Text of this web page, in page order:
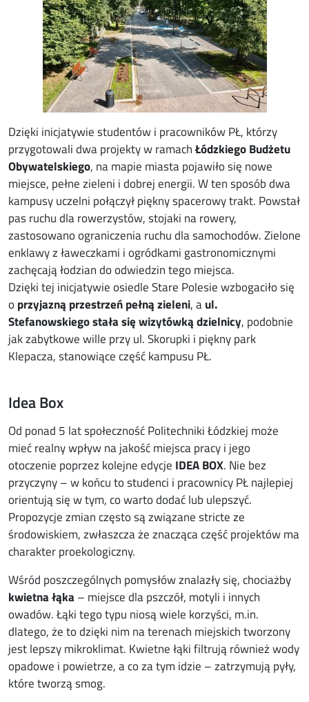
Dzięki inicjatywie studentów i pracowników PŁ, którzy
przygotowali dwa projekty w ramachŁódzkiego Budżetu
Obywatelskiego, na mapie miasta pojawiło się nowe
miejsce, pełne zieleni i dobrej energii. W ten sposób dwa
kampusy uczelni połączył piękny spacerowy trakt. Powstał
pas ruchu dla rowerzystów, stojaki na rowery,
zastosowano ograniczenia ruchu dla samochodów. Zielone
enklawy z ławeczkami i ogródkami gastronomicznymi
zachęcają łodzian do odwiedzin tego miejsca.
Dzięki tej inicjatywie osiedle Stare Polesie wzbogaciło się
oprzyjazną przestrzeń pełną zieleni, aul.
Stefanowskiego stała się wizytówką dzielnicy, podobnie
jak zabytkowe wille przy ul. Skorupki i piękny park
Klepacza, stanowiące część kampusu PŁ.
Idea Box
Od ponad 5 lat społeczność Politechniki Łódzkiej może
mieć realny wpływ na jakość miejsca pracy i jego
otoczenie poprzez kolejne edycje IDEA BOX. Nie bez
przyczyny – w końcu to studenci i pracownicy PŁ najlepiej
orientują się w tym, co warto dodać lub ulepszyć.
Propozycje zmian często są związane stricte ze
środowiskiem, zwłaszcza że znacząca część projektów ma
charakter proekologiczny.
Wśród poszczególnych pomysłów znalazły się, chociażby
kwietna łąka – miejsce dla pszczół, motyli i innych
owadów. Łąki tego typu niosą wiele korzyści, m.in.
dlatego, że to dzięki nim na terenach miejskich tworzony
jest lepszy mikroklimat. Kwietne łąki filtrują również wody
opadowe i powietrze, a co za tym idzie – zatrzymują pyły,
które tworzą smog.